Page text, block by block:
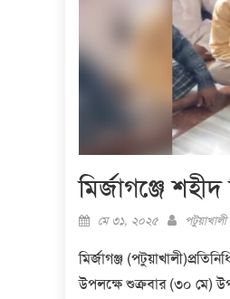
মির্জাগঞ্জে
Posted
মে ৩১, ২০২৫ Author
মির্জাগঞ্জ
উপলক্ষে শুক্রবার (৩০ মে)